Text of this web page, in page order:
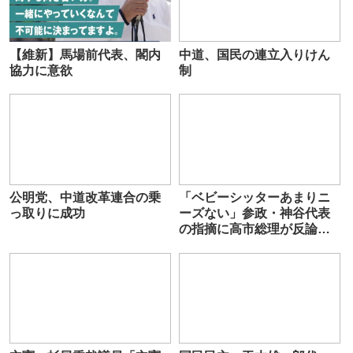
【維新】馬場前代表、閣内
協力に意欲
中道、国民の連立入りけん
制
公明党、中道改革連合の乗
っ取りに成功
「ベビーシッターあまりニ
ーズない」参政・神谷代表
の指摘に高市総理が反論